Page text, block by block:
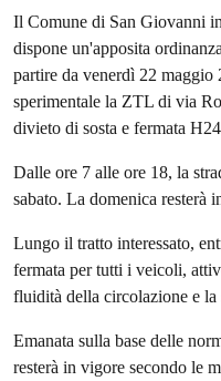
Il Comune di San Giovanni
dispone un'apposita
partire da venerdì 22
sperimentale la ZTL di via
divieto di sosta e fermata
Dalle ore 7 alle ore 18, la
sabato. La domenica resterà
Lungo il tratto interessato,
fermata per tutti i veicoli,
fluidità della circolazione e la
Emanata sulla base delle
resterà in vigore secondo le